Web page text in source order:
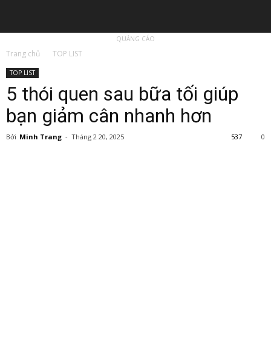
QUẢNG CÁO
Trang chủ TOP LIST
TOP LIST
5 thói quen sau bữa tối giúp
bạn giảm cân nhanh hơn
Bởi Minh Trang - Tháng 2 20, 2025 0
537